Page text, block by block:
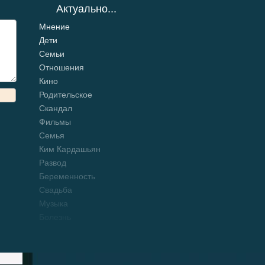
Актуально...
Мнение
Дети
Семьи
Отношения
Кино
Родительское
Скандал
Фильмы
Семья
Ким Кардашьян
Развод
Беременность
Свадьба
Музыка